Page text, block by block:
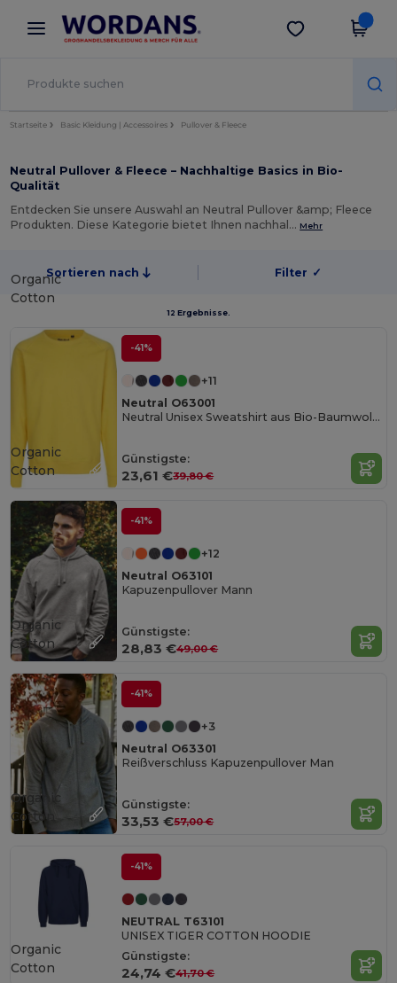
× Wordans App
Bessere Preise in der App!
App holen
Startseite Basic Kleidung | Accessoires Pullover & Fleece
Neutral Pullover & Fleece – Nachhaltige Basics in Bio-
Qualität
Entdecken Sie unsere Auswahl an Neutral Pullover &amp; Fleece
Produkten. Diese Kategorie bietet Ihnen nachhal… Mehr
Sortieren nach Filter ✓
12 Ergebnisse.
Organic
Cotton
-41%
+11
Neutral O63001
Neutral Unisex Sweatshirt aus Bio-Baumwolle
Günstigste:
23,61 €39,80 €
Organic
Cotton
-41%
+12
Neutral O63101
Kapuzenpullover Mann
Günstigste:
28,83 €49,00 €
Organic
Cotton
-41%
+3
Neutral O63301
Reißverschluss Kapuzenpullover Man
Günstigste:
33,53 €57,00 €
Organic
Cotton
-41%
NEUTRAL T63101
UNISEX TIGER COTTON HOODIE
Günstigste:
24,74 €41,70 €
Organic
Cotton